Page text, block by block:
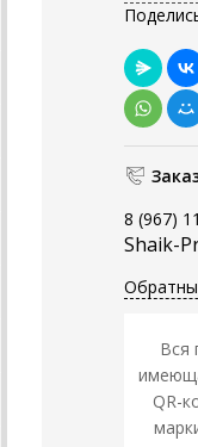
8 (967)
Shaik-
Вся
QR-